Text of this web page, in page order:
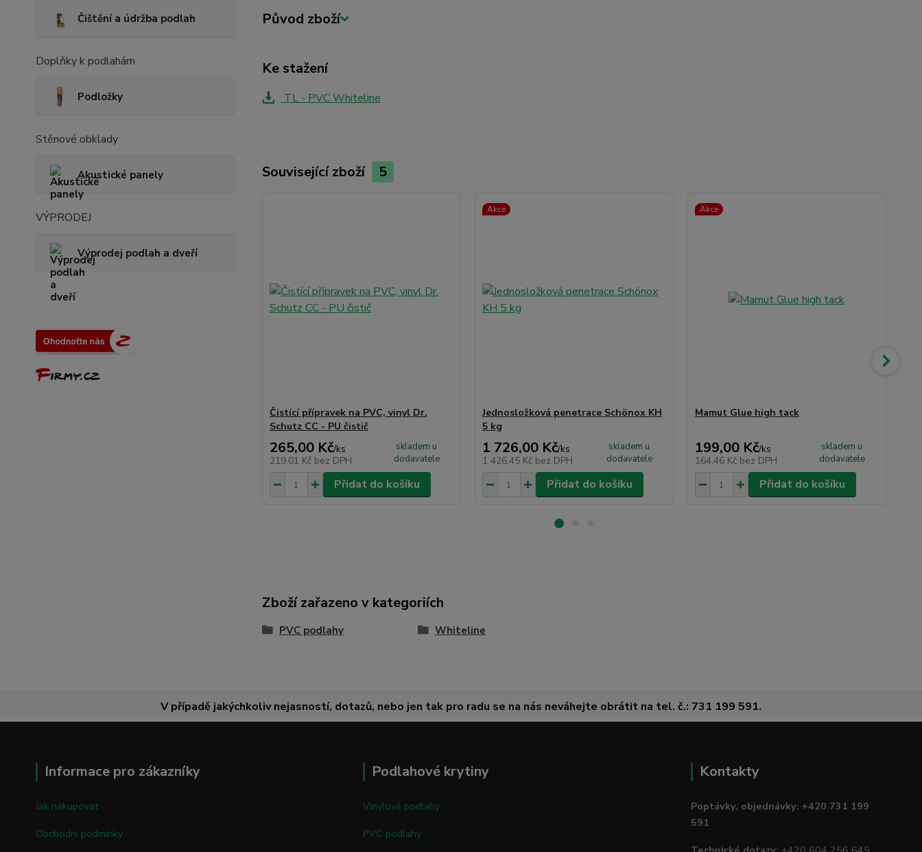
Čištění a údržba podlah
Doplňky k podlahám
Podložky
Stěnové obklady
Akustické panely
VÝPRODEJ
Výprodej podlah a dveří
Původ zboží
Ke stažení
TL - PVC Whiteline
Související zboží 5
Čistící přípravek na PVC, vinyl Dr.
Schutz CC - PU čistič
265,00 Kč/ks
219,01 Kč bez DPH
skladem u
dodavatele
Přidat do košíku
Akce
Jednosložková penetrace Schönox KH
5 kg
1 726,00 Kč/ks
1 426,45 Kč bez DPH
skladem u
dodavatele
Přidat do košíku
Akce
Mamut Glue high tack
199,00 Kč/ks
164,46 Kč bez DPH
skladem u
dodavatele
Přidat do košíku
Zboží zařazeno v kategoriích
PVC podlahy Whiteline
V případě jakýchkoliv nejasností, dotazů, nebo jen tak pro radu se na nás neváhejte obrátit na tel. č.: 731 199 591.
Informace pro zákazníky
Jak nakupovat
Obchodní podmínky
Podlahové krytiny
Vinylové podlahy
PVC podlahy
Kontakty
Poptávky, objednávky: +420 731 199
591